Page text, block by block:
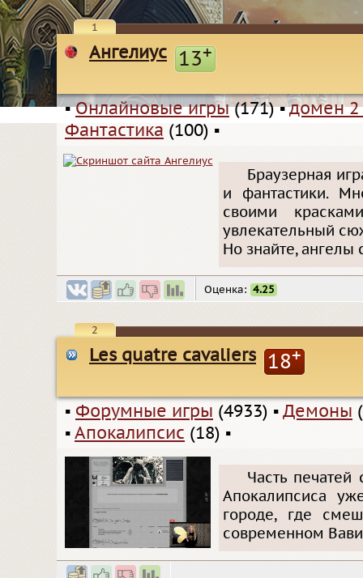
1
Ангелиус 13+
▪Онлайновые игры(171)▪домен 2
Фантастика (100) ▪
Браузерная
и фантастики.
своими
увлекательный
Но знайте, ангелы
Оценка: 4.25
2
Les quatre cavaliers 18+
▪ Форумные игры (4933) ▪ Демоны
▪ Апокалипсис (18) ▪
Часть печатей
Апокалипсиса
городе, где
современном